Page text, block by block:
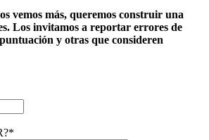
vemos más, queremos construir una
Los invitamos a reportar errores de
y otras que consideren